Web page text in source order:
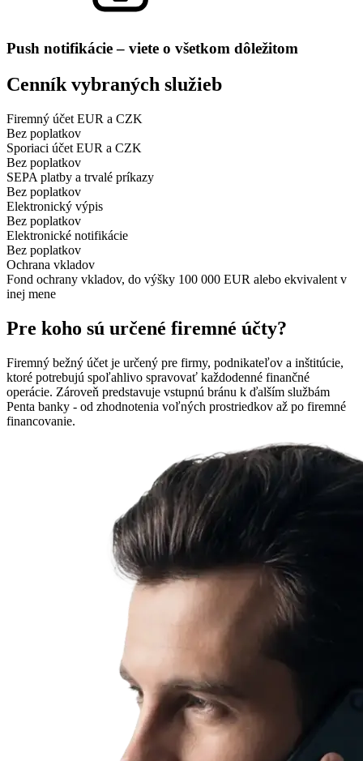
Push notifikácie – viete o všetkom dôležitom
Cenník vybraných služieb
Firemný účet EUR a CZK
Bez poplatkov
Sporiaci účet EUR a CZK
Bez poplatkov
SEPA platby a trvalé príkazy
Bez poplatkov
Elektronický výpis
Bez poplatkov
Elektronické notifikácie
Bez poplatkov
Ochrana vkladov
Fond ochrany vkladov, do výšky 100 000 EUR alebo ekvivalent v
inej mene
Pre koho sú určené firemné účty?
Firemný bežný účet je určený pre firmy, podnikateľov a inštitúcie,
ktoré potrebujú spoľahlivo spravovať každodenné finančné
operácie. Zároveň predstavuje vstupnú bránu k ďalším službám
Penta banky - od zhodnotenia voľných prostriedkov až po firemné
financovanie.